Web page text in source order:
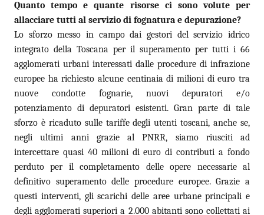
Quanto tempo e quante risorse ci sono volute per
allacciare tutti al servizio di fognatura e depurazione?
Lo sforzo messo in campo dai gestori del servizio idrico
integrato della Toscana per il superamento per tutti i 66
agglomerati urbani interessati dalle procedure di infrazione
europee ha richiesto alcune centinaia di milioni di euro tra
nuove condotte fognarie, nuovi depuratori e/o
potenziamento di depuratori esistenti. Gran parte di tale
sforzo è ricaduto sulle tariffe degli utenti toscani, anche se,
negli ultimi anni grazie al PNRR, siamo riusciti ad
intercettare quasi 40 milioni di euro di contributi a fondo
perduto per il completamento delle opere necessarie al
definitivo superamento delle procedure europee. Grazie a
questi interventi, gli scarichi delle aree urbane principali e
degli agglomerati superiori a 2.000 abitanti sono collettati ai